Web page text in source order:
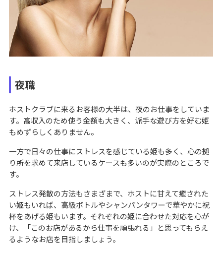
夜職
ホストクラブに来るお客様の大半は、夜のお仕事をしていま
す。高収入のため使う金額も大きく、派手な遊び方を好む姫
もめずらしくありません。
一方で日々の仕事にストレスを感じている姫も多く、心の拠
り所を求めて来店しているケースも多いのが実際のところで
す。
ストレス発散の方法もさまざまで、ホストに甘えて癒された
い姫もいれば、高級ボトルやシャンパンタワーで華やかに祝
杯をあげる姫もいます。それぞれの姫に合わせた対応を心が
け、「このお店があるから仕事を頑張れる」と思ってもらえ
るようなお店を目指しましょう。